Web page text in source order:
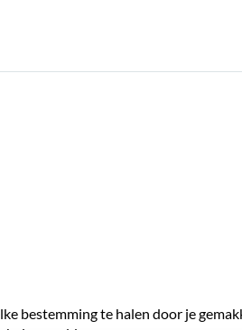
bestemming te halen door je